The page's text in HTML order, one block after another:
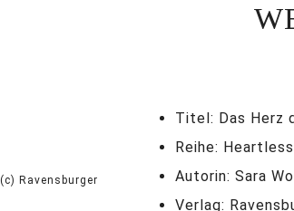
(c) Ravensburger
Titel: Das Herz
Reihe:
Autorin: Sara
Verlag: